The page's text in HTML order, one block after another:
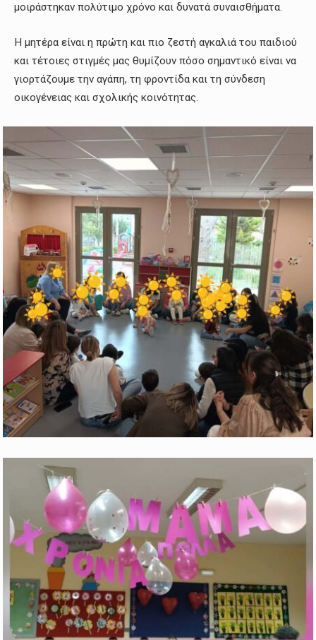
μοιράστηκαν πολύτιμο χρόνο και δυνατά συναισθήματα.
Η μητέρα είναι η πρώτη και πιο ζεστή αγκαλιά του παιδιού
και τέτοιες στιγμές μας θυμίζουν πόσο σημαντικό είναι να
γιορτάζουμε την αγάπη, τη φροντίδα και τη σύνδεση
οικογένειας και σχολικής κοινότητας.